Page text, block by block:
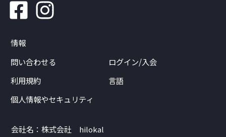
情報
問い合わせる
利用規約
個人情報やセキュリティ
ログイン/入会
言語
会社名：株式会社 hilokal